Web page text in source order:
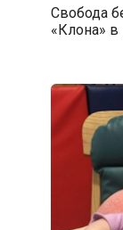
Свобода
«Клона» в